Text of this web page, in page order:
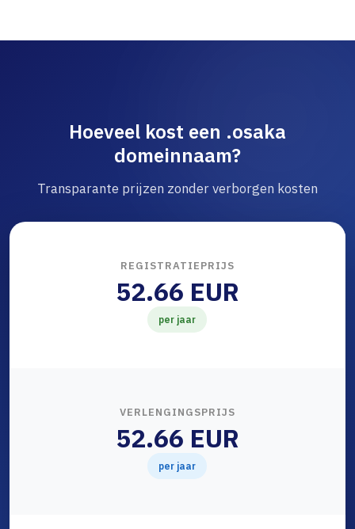
Hoeveel kost een .osaka
domeinnaam?
Transparante prijzen zonder verborgen kosten
REGISTRATIEPRIJS
52.66 EUR
per jaar
VERLENGINGSPRIJS
52.66 EUR
per jaar